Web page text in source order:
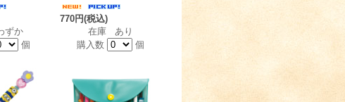
ずか
個
770円(税込)
在庫 あり
購入数
個